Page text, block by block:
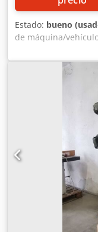
Estado: bueno
de máquina/